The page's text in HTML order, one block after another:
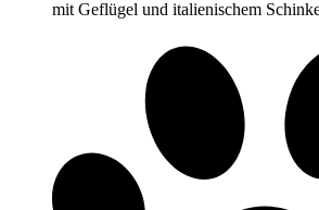
mit Geflügel und italienischem